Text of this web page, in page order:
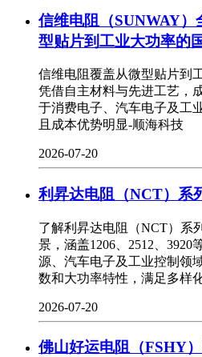
信维电阻（SUNWAY
型贴片到工业大功率的
信维电阻覆盖从微型贴片到
凭借自主材料与先进工艺，
于消费电子、汽车电子及工
且成本优势明显-顺海科技
2026-07-20
利昇达电阻（NCT）系
了解利昇达电阻（NCT）系
景，涵盖1206、2512、3920
源、汽车电子及工业控制领
数和大功率特性，满足多样
2026-07-20
佛山好运电阻（FSHY